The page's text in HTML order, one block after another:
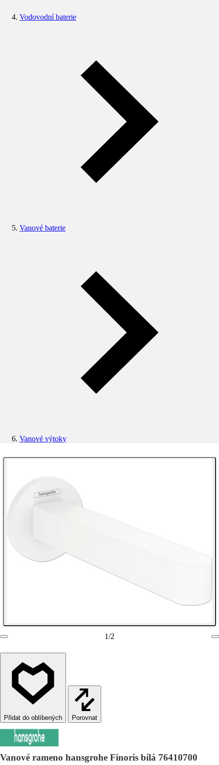
Vodovodní baterie
Vanové baterie
Vanové výtoky
1/2
Porovnat
Vanové rameno hansgrohe Finoris bílá 76410700